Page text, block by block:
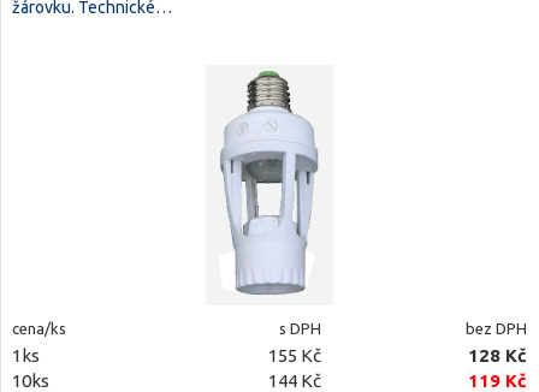
žárovku. Technické…
cena/ks s DPH bez DPH
1ks 155 Kč
128 Kč
10ks
144 Kč
119 Kč